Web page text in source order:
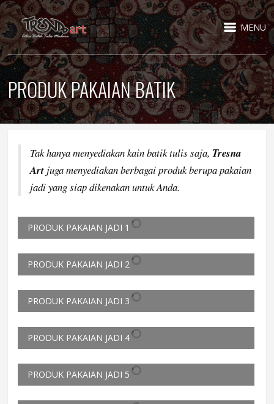
MENU
PRODUK PAKAIAN BATIK
Tak hanya menyediakan kain batik tulis saja, Tresna
Art juga menyediakan berbagai produk berupa pakaian
jadi yang siap dikenakan untuk Anda.
PRODUK PAKAIAN JADI 1
PRODUK PAKAIAN JADI 2
PRODUK PAKAIAN JADI 3
PRODUK PAKAIAN JADI 4
PRODUK PAKAIAN JADI 5